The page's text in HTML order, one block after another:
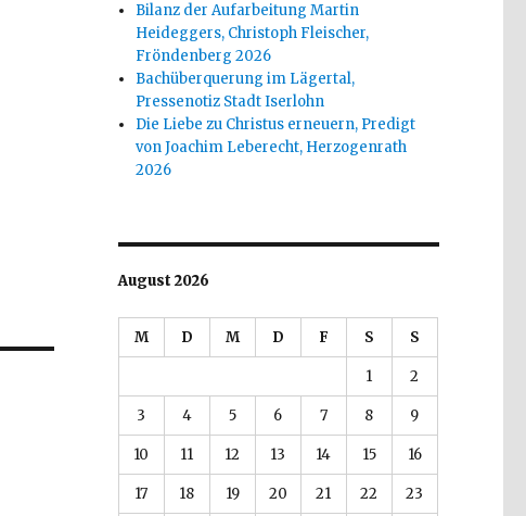
Bilanz der Aufarbeitung Martin
Heideggers, Christoph Fleischer,
Fröndenberg 2026
Bachüberquerung im Lägertal,
Pressenotiz Stadt Iserlohn
Die Liebe zu Christus erneuern, Predigt
von Joachim Leberecht, Herzogenrath
2026
August 2026
M D M D F S S
1 2
3 4 5 6 7 8 9
10 11 12 13 14 15 16
17 18 19 20 21 22 23